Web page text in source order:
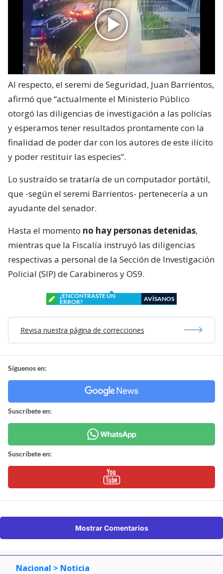
Al respecto, el seremi de Seguridad, Juan Barrientos,
afirmó que “actualmente el Ministerio Público
otorgó las diligencias de investigación a las policías
y esperamos tener resultados prontamente con la
finalidad de poder dar con los autores de este ilícito
y poder restituir las especies”.
Lo sustraído se trataría de un computador portátil,
que -según el seremi Barrientos- pertenecería a un
ayudante del senador.
Hasta el momento no hay personas detenidas,
mientras que la Fiscalía instruyó las diligencias
respectivas a personal de la Sección de Investigación
Policial (SIP) de Carabineros y OS9.
¿ENCONTRASTE UN
ERROR?
AVÍSANOS
Revisa nuestra página de correcciones
Síguenos en:
Suscríbete en:
Suscríbete en:
Mostrar Comentarios
Nacional > Noticia